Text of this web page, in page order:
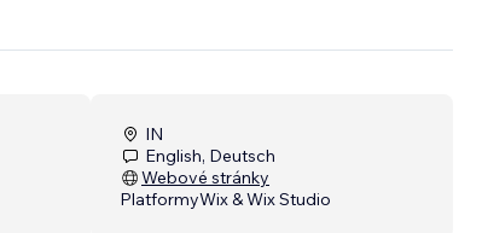
IN
English, Deutsch
Webové stránky
PlatformyWix & Wix Studio